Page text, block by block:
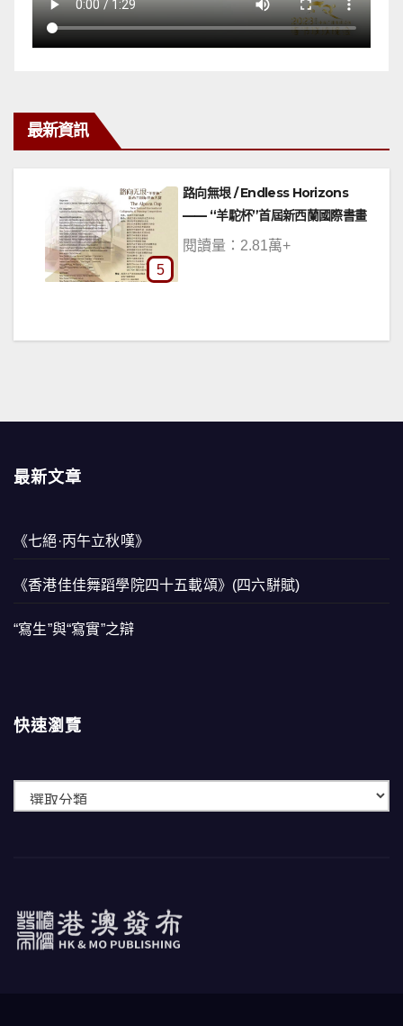
最新資訊
6
《七絕·嘆颱風》
閱讀量：1.21萬+
最新文章
《七絕·丙午立秋嘆》
《香港佳佳舞蹈學院四十五載頌》(四六駢賦)
“寫生”與“寫實”之辯
快速瀏覽